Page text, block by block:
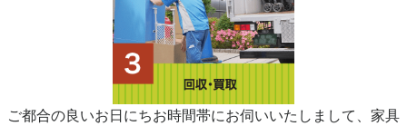
ご都合の良いお日にちお時間帯にお伺いいたしまして、家具